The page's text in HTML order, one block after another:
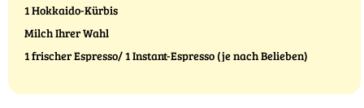
1 Hokkaido-Kürbis
Milch Ihrer Wahl
1 frischer Espresso/ 1 Instant-Espresso (je nach Belieben)